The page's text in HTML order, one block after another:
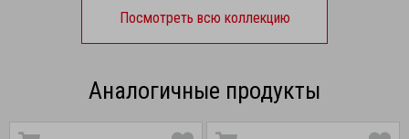
Посмотреть всю коллекцию
Аналогичные продукты